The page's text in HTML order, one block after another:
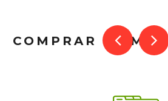
COMPRAR ES